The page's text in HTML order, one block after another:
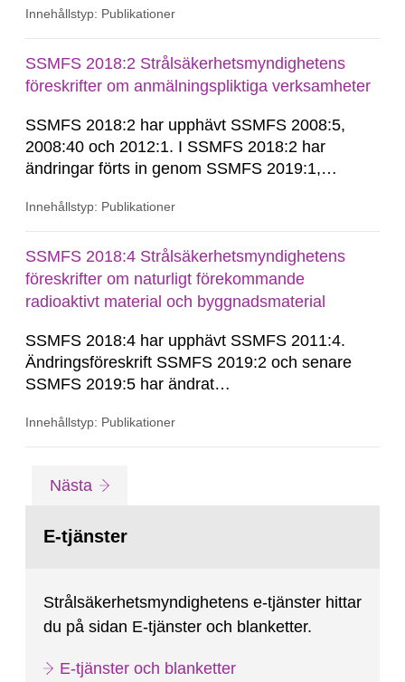
impact from radioactive substances as well as
the major radiological impact to the population in
the Sillamae town is the exposure to radon and
Innehållstyp: Publikationer
SSMFS 2018:2 Strålsäkerhetsmyndighetens
föreskrifter om anmälningspliktiga verksamheter
SSMFS 2018:2 har upphävt SSMFS 2008:5,
2008:40 och 2012:1. I SSMFS 2018:2 har
ändringar förts in genom SSMFS 2019:1,
Innehållstyp: Publikationer
SSMFS 2018:4 Strålsäkerhetsmyndighetens
föreskrifter om naturligt förekommande
radioaktivt material och byggnadsmaterial
SSMFS 2018:4 har upphävt SSMFS 2011:4.
Ändringsföreskrift SSMFS 2019:2 och senare
SSMFS 2019:5 har ändrat
2018:4.
Innehållstyp: Publikationer
Nästa sida
E-tjänster
Strålsäkerhetsmyndighetens e-tjänster hittar
du på sidan E-tjänster och blanketter.
E-tjänster och blanketter